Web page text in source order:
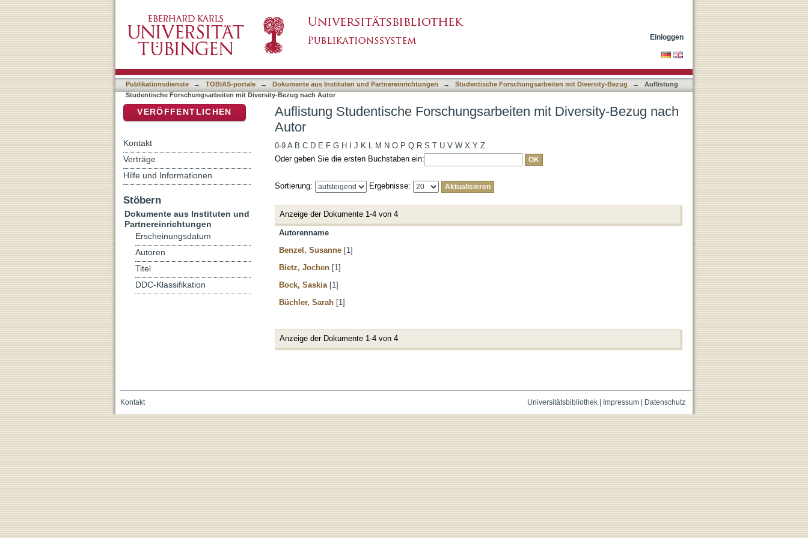
Einloggen
Publikationsdienste → TOBIAS-portale → Dokumente aus Instituten und Partnereinrichtungen → Studentische Forschungsarbeiten mit Diversity-Bezug →
Auflistung
Studentische Forschungsarbeiten mit Diversity-Bezug nach Autor
Auflistung Studentische Forschungsarbeiten mit Diversity-Bezug nach
Autor
0-9 A B C D E F G H J K L M N O P Q R S T U V W X Y Z
Oder geben Sie die ersten Buchstaben ein:
Sortierung: Ergebnisse:
Anzeige der Dokumente 1-4 von 4
Autorenname
Benzel, Susanne [1]
Bietz, Jochen [1]
Bock, Saskia [1]
Büchler, Sarah [1]
Anzeige der Dokumente 1-4 von 4
VERÖFFENTLICHEN
Kontakt
Verträge
Hilfe und Informationen
Stöbern
Dokumente aus Instituten und
Partnereinrichtungen
Erscheinungsdatum
Autoren
Titel
DDC-Klassifikation
Universitätsbibliothek| Impressum| Datenschutz
Kontakt